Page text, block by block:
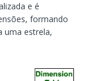
e é
formando
uma estrela,